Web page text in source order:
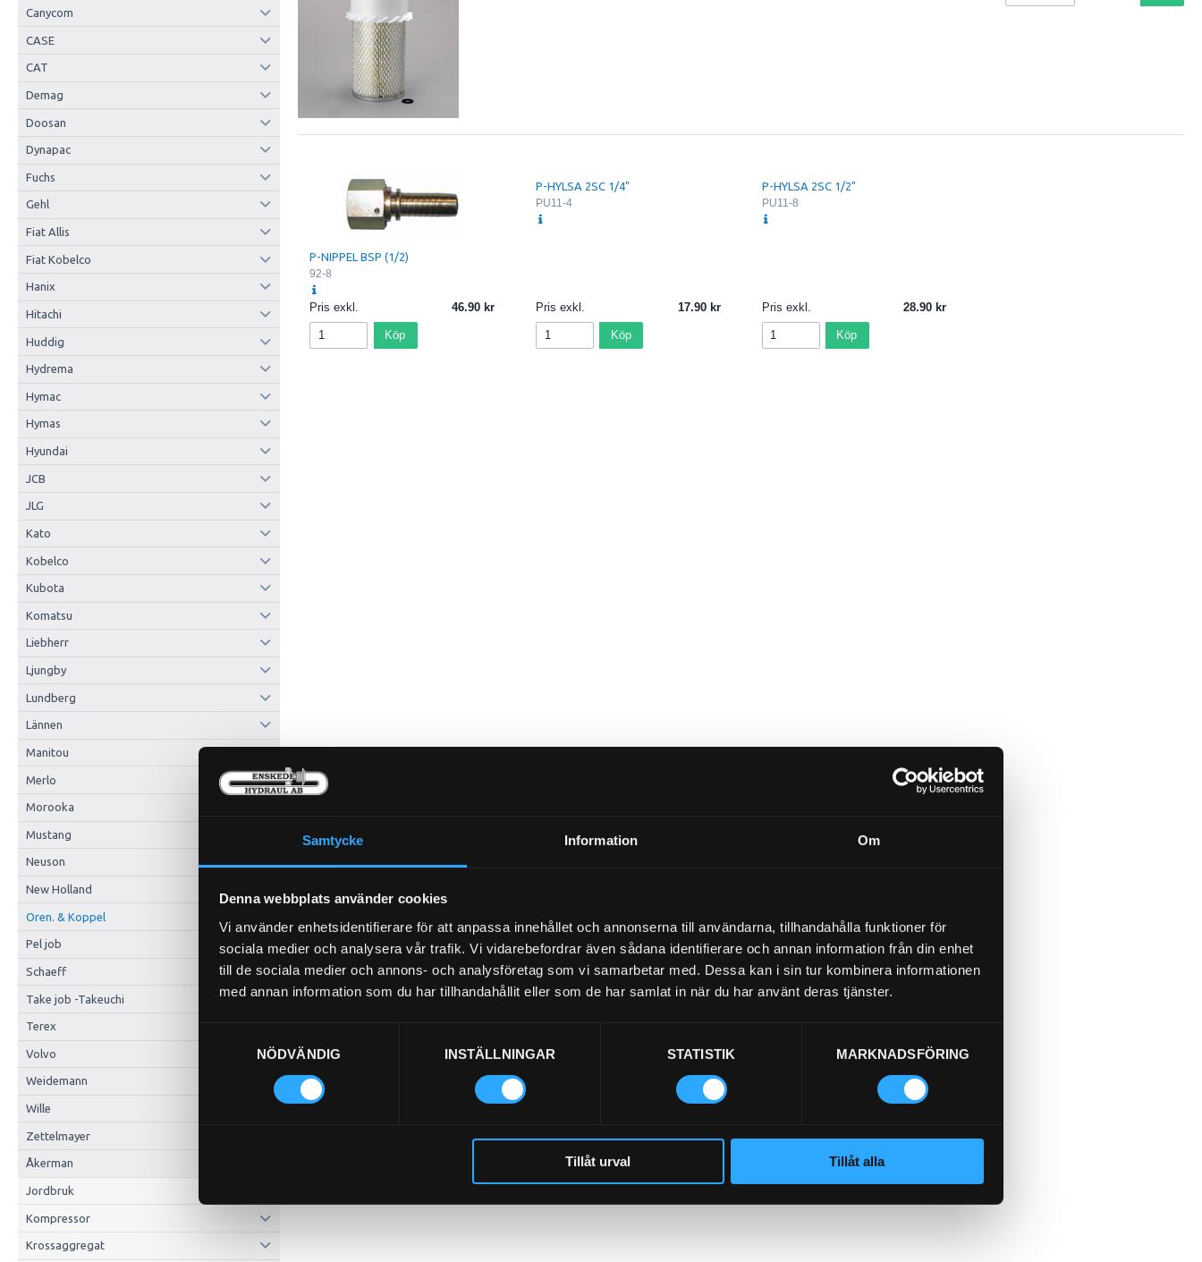
Samtycke Information Om
Denna webbplats använder cookies
Vi använder enhetsidentifierare för att anpassa innehållet och annonserna till användarna, tillhandahålla funktioner för
sociala medier och analysera vår trafik. Vi vidarebefordrar även sådana identifierare och annan information från din enhet
till de sociala medier och annons- och analysföretag som vi samarbetar med. Dessa kan i sin tur kombinera informationen
med annan information som du har tillhandahållit eller som de har samlat in när du har använt deras tjänster.
NÖDVÄNDIG
INSTÄLLNINGAR STATISTIK MARKNADSFÖRING
Tillåt urval Tillåt alla
Canycom
CASE
CAT
Demag
Doosan
Dynapac
Fuchs
Gehl
Fiat Allis
Fiat Kobelco
Hanix
Hitachi
Huddig
Hydrema
Hymac
Hymas
Hyundai
JCB
JLG
Kato
Kobelco
Kubota
Komatsu
Liebherr
Ljungby
Lundberg
Lännen
Manitou
Merlo
Morooka
Mustang
Neuson
New Holland
Oren. & Koppel
Pel job
Schaeff
Take job -Takeuchi
Terex
Volvo
Weidemann
Wille
Zettelmayer
Åkerman
Jordbruk
Kompressor
Krossaggregat
P-NIPPEL BSP (1/2)
92-8
Pris exkl. 46.90
Köp
P-HYLSA 2SC 1/4"
PU11-4
Pris exkl. 17.90
Köp
P-HYLSA 2SC 1/2"
PU11-8
Pris exkl. 28.90
Köp